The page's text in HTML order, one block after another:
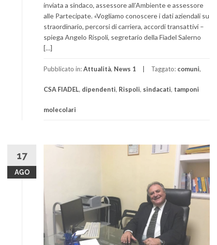
inviata a sindaco, assessore all’Ambiente e assessore
alle Partecipate. «Vogliamo conoscere i dati aziendali su
straordinario, percorsi di carriera, accordi transattivi –
spiega Angelo Rispoli, segretario della Fiadel Salerno
[…]
Pubblicato in:Attualità, News 1 Taggato: comuni,
CSA FIADEL, dipendenti, Rispoli, sindacati, tamponi
molecolari
17
AGO